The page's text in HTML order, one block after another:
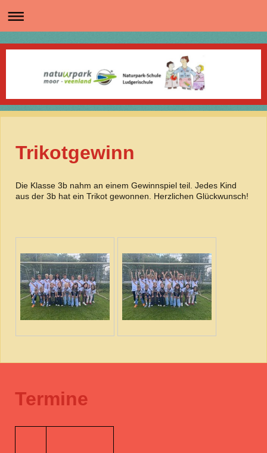
Trikotgewinn
Die Klasse 3b nahm an einem Gewinnspiel teil. Jedes Kind
aus der 3b hat ein Trikot gewonnen. Herzlichen Glückwunsch!
Termine